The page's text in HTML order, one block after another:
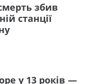
збив
станції
у 13 років —